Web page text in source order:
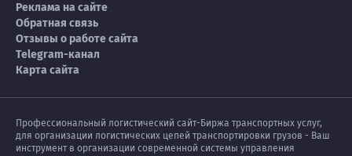
Реклама на сайте
Обратная связь
Отзывы о работе сайта
Telegram-канал
Карта сайта
Профессиональный логистический сайт-Биржа транспортных услуг,
для организации логистических цепей транспортировки грузов - Ваш
инструмент в организации современной системы управления